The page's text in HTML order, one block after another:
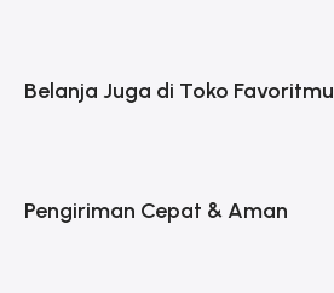
Belanja Juga di Toko Favoritmu
Pengiriman Cepat & Aman